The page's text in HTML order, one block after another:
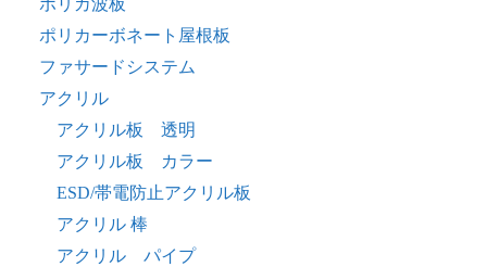
ポリカ波板
ポリカーボネート屋根板
ファサードシステム
アクリル
アクリル板 透明
アクリル板 カラー
ESD/帯電防止アクリル板
アクリル 棒
アクリル パイプ